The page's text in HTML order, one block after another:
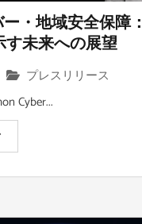
・地域安全保障：
す未来への展望
プレスリリース
Cyber...